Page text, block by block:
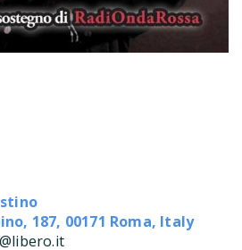
187, 00171 Roma, Italy